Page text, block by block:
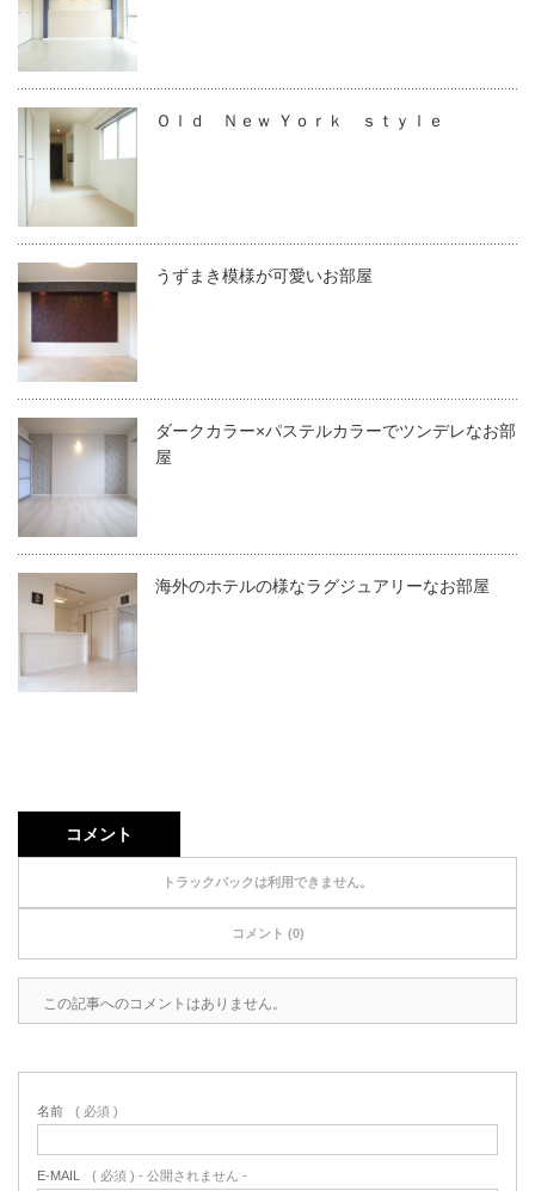
Ｏｌｄ Ｎｅｗ Ｙｏｒｋ ｓｔｙｌｅ
うずまき模様が可愛いお部屋
ダークカラー×パステルカラーでツンデレなお部
屋
海外のホテルの様なラグジュアリーなお部屋
コメント
トラックバックは利用できません。
コメント (0)
この記事へのコメントはありません。
名前 ( 必須 )
E-MAIL ( 必須 ) - 公開されません -